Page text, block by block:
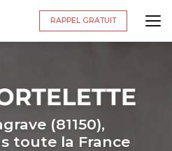
RAPPEL GRATUIT
(81150),
toute la France